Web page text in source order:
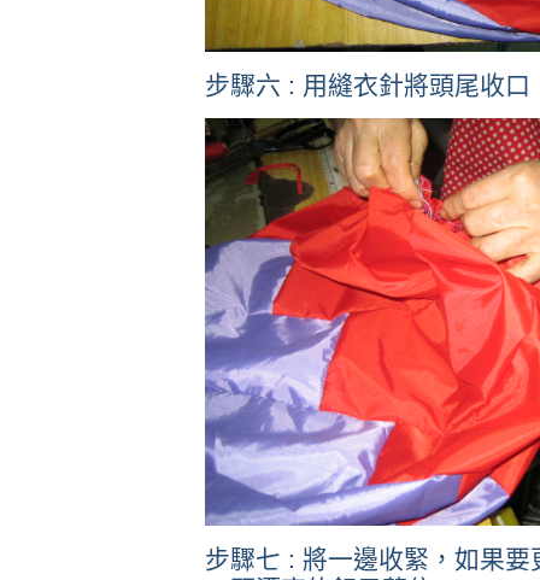
步驟六 : 用縫衣針將頭尾收口
步驟七 : 將一邊收緊，如果